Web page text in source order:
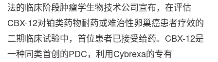
法的临床阶段肿瘤学生物技术公司宣布，在评估
CBX-12对铂类药物耐药或难治性卵巢癌患者疗效的
二期临床试验中，首位患者已接受给药。CBX-12是
一种同类首创的PDC，利用Cybrexa的专有